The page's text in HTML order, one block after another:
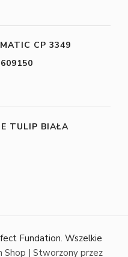
CP 3349
TULIP BIAŁA
Fundation. Wszelkie
Shop | Stworzony przez